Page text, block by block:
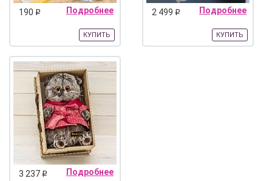
190 q Подробнее
КУПИТЬ
2 499 q Подробнее
КУПИТЬ
3 237 q Подробнее